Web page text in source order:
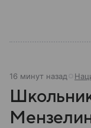
16 минут назад